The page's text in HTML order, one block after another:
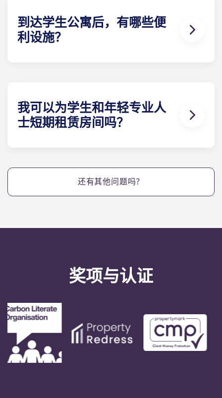
到达学生公寓后，有哪些便
利设施？
盘、玻璃杯、马克杯、刀、叉、大小汤匙、削皮刀、
煎锅、平底锅、砂锅、烤盘、沙拉碗、开罐器、开瓶
器和笸箩。淋浴室：淋浴器、梳妆台、镜子。卫生
我可以为学生和年轻专业人
士短期租赁房间吗？
月通知。
还有其他问题吗？
奖项与认证